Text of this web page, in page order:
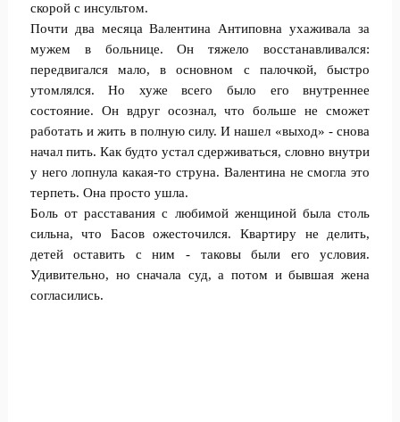
скорой с инсультом.
Почти два месяца Валентина Антиповна ухаживала за
мужем в больнице. Он тяжело восстанавливался:
передвигался мало, в основном с палочкой, быстро
утомлялся. Но хуже всего было его внутреннее
состояние. Он вдруг осознал, что больше не сможет
работать и жить в полную силу. И нашел «выход» - снова
начал пить. Как будто устал сдерживаться, словно внутри
у него лопнула какая-то струна. Валентина не смогла это
терпеть. Она просто ушла.
Боль от расставания с любимой женщиной была столь
сильна, что Басов ожесточился. Квартиру не делить,
детей оставить с ним - таковы были его условия.
Удивительно, но сначала суд, а потом и бывшая жена
согласились.